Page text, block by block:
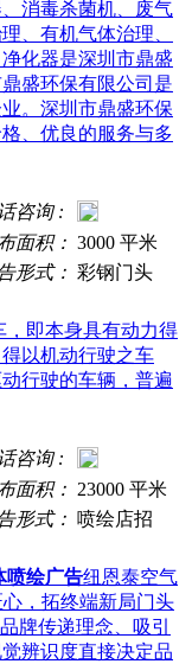
消毒杀菌机、废气
、有机气体治理、
化器是深圳市鼎盛
盛环保有限公司是
。深圳市鼎盛环保
、优良的服务与多
咨询 :
面积： 3000 平米
形式： 彩钢门头
，即本身具有动力得
以机动行驶之车
行驶的车辆，普遍
咨询 :
面积： 23000 平米
形式： 喷绘店招
喷绘广告纽恩泰空气
，拓终端新局门头
牌传递理念、吸引
辨识度直接决定品